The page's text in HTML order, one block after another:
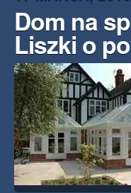
Dom na
Liszki o